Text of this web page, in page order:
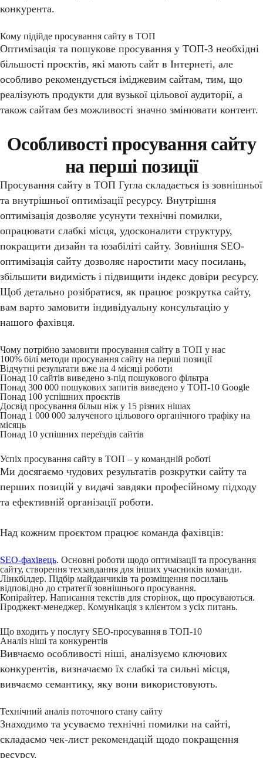
конкурента.
Кому підійде просування сайту в ТОП
Оптимізація та пошукове просування у ТОП-3 необхідні
більшості проєктів, які мають сайт в Інтернеті, але
особливо рекомендується іміджевим сайтам, тим, що
реалізують продукти для вузької цільової аудиторії, а
також сайтам без можливості значно змінювати контент.
Особливості просування сайту
на перші позиції
Просування сайту в ТОП Гугла складається із зовнішньої
та внутрішньої оптимізації ресурсу. Внутрішня
оптимізація дозволяє усунути технічні помилки,
опрацювати слабкі місця, удосконалити структуру,
покращити дизайн та юзабіліті сайту. Зовнішня SEO-
оптимізація сайту дозволяє наростити масу посилань,
збільшити видимість і підвищити індекс довіри ресурсу.
Щоб детально розібратися, як працює розкрутка сайту,
вам варто замовити індивідуальну консультацію у
нашого фахівця.
Чому потрібно замовити просування сайту в ТОП у нас
100% білі методи просування сайту на перші позиції
Відчутні результати вже на 4 місяці роботи
Понад 10 сайтів виведено з-під пошукового фільтра
Понад 300 000 пошукових запитів виведено у ТОП-10 Google
Понад 100 успішних проєктів
Досвід просування більш ніж у 15 різних нішах
Понад 1 000 000 залученого цільового органічного трафіку на
місяць
Понад 10 успішних переїздів сайтів
Успіх просування сайту в ТОП – у командній роботі
Ми досягаємо чудових результатів розкрутки сайту та
перших позицій у видачі завдяки професійному підходу
та ефективній організації роботи.
Над кожним проєктом працює команда фахівців:
SEO-фахівець. Основні роботи щодо оптимізації та просування
сайту, створення техзавдання для інших учасників команди.
Лінкбілдер. Підбір майданчиків та розміщення посилань
відповідно до стратегії зовнішнього просування.
Копірайтер. Написання текстів для сторінок, що просуваються.
Проджект-менеджер. Комунікація з клієнтом з усіх питань.
Що входить у послугу SEO-просування в ТОП-10
Аналіз ніші та конкурентів
Вивчаємо особливості ніші, аналізуємо ключових
конкурентів, визначаємо їх слабкі та сильні місця,
вивчаємо семантику, яку вони використовують.
Технічний аналіз поточного стану сайту
Знаходимо та усуваємо технічні помилки на сайті,
складаємо чек-лист рекомендацій щодо покращення
ресурсу.